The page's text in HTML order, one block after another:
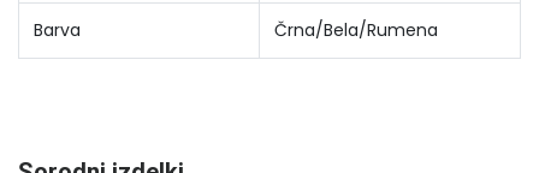
Barva Črna/Bela/Rumena